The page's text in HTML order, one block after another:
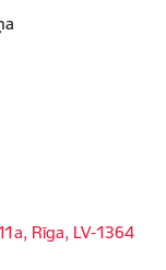
Rīga, LV-1364